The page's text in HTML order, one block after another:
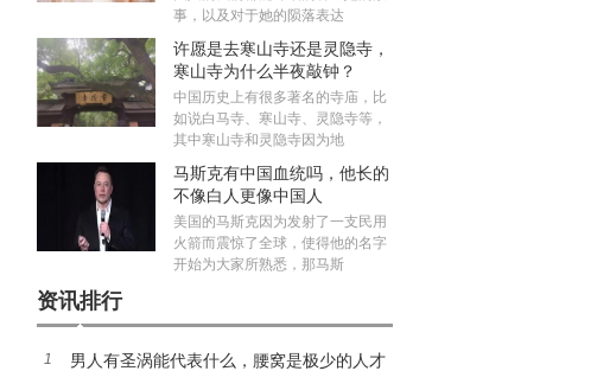
事，以及对于她的陨落表达
许愿是去寒山寺还是灵隐寺，
寒山寺为什么半夜敲钟？
中国历史上有很多著名的寺庙，比
如说白马寺、寒山寺、灵隐寺等，
其中寒山寺和灵隐寺因为地
马斯克有中国血统吗，他长的
不像白人更像中国人
美国的马斯克因为发射了一支民用
火箭而震惊了全球，使得他的名字
开始为大家所熟悉，那马斯
资讯排行
1
男人有圣涡能代表什么，腰窝是极少的人才